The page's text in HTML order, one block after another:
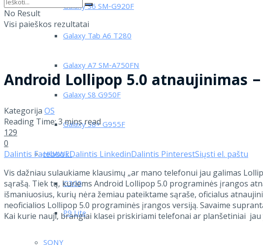
Galaxy S6 SM-G920F
Galaxy Tab A6 T280
Galaxy A7 SM-A750FN
Galaxy S8 G950F
Galaxy S8+ G955F
HUAWEI
G300
P9 Lite
No Result
Visi paieškos rezultatai
Android Lollipop 5.0 atnaujinimas
Kategorija OS
Reading Time: 3 mins read
129
0
Dalintis FacebookDalintis LinkedinDalintis PinterestSiųsti el. paštu
Vis dažniau sulaukiame klausimų „ar mano telefonui jau galimas
sąrašą. Tiek tų, kuriems Android Lollipop 5.0 programinės įrangos
išmaniuosius, kurių nėra žemiau pateiktame sąraše, oficialus
neoficialios Lollipop 5.0 programinės įrangos versiją. Savaime
Kai kurie nauji, brangiai klasei priskiriami telefonai ar planšetiniai